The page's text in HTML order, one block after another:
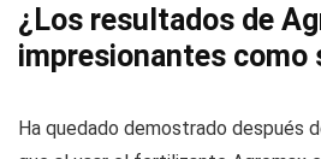
¿Los resultados de
impresionantes como
Ha quedado demostrado después